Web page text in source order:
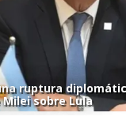
ruptura
sobre Lula